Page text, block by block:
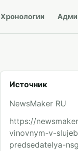
Хронологии
Источник
NewsMaker RU
https://
vinovnym-v-
predsedatelya-